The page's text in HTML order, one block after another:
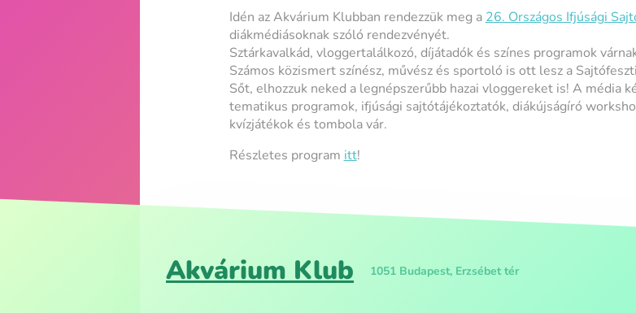
Idén az Akvárium Klubban rendezzük meg a 26. Országos Ifjúsági
diákmédiásoknak szóló rendezvényét.
Sztárkavalkád, vloggertalálkozó, díjátadók és színes programok
Számos közismert színész, művész és sportoló is ott lesz a
Sőt, elhozzuk neked a legnépszerűbb hazai vloggereket is! A média
tematikus programok, ifjúsági sajtótájékoztatók, diákújságíró
kvízjátékok és tombola vár.
Részletes program itt!
Akvárium Klub 1051 Budapest, Erzsébet tér